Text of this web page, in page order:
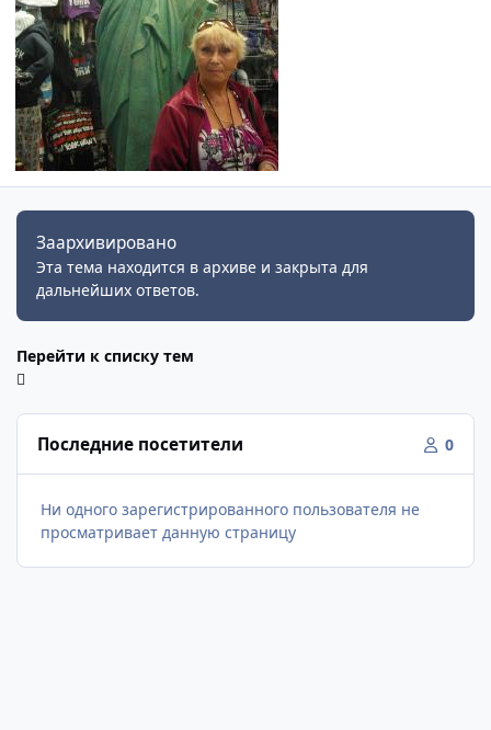
Заархивировано
Эта тема находится в архиве и закрыта для
дальнейших ответов.
Перейти к списку тем
Последние посетители 0
Ни одного зарегистрированного пользователя не
просматривает данную страницу